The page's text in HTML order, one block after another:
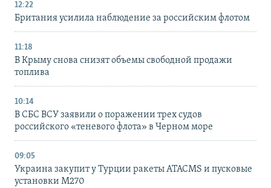
12:22
Британия усилила наблюдение за российским флотом
11:18
В Крыму снова снизят объемы свободной продажи
топлива
10:14
В СБС ВСУ заявили о поражении трех судов
российского «теневого флота» в Черном море
09:05
Украина закупит у Турции ракеты ATACMS и пусковые
установки M270